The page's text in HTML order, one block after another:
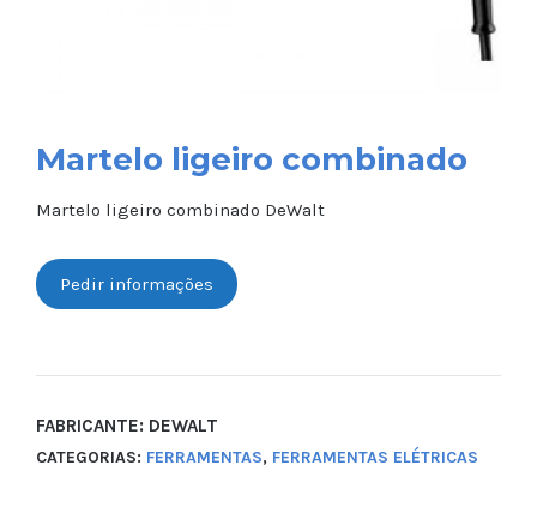
Martelo ligeiro combinado
Martelo ligeiro combinado DeWalt
Pedir informações
FABRICANTE: DEWALT
CATEGORIAS: FERRAMENTAS, FERRAMENTAS ELÉTRICAS